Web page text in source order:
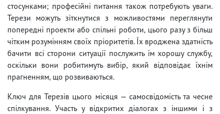
стосунками; професійні питання також потребують уваги.
Терези можуть зіткнутися з можливостями переглянути
попередні проекти або спільні роботи, цього разу з більш
чітким розумінням своїх пріоритетів. Їх вроджена здатність
бачити всі сторони ситуації послужить їм хорошу службу,
оскільки вони робитимуть вибір, який відповідає їхнім
прагненням, що розвиваються.
Ключ для Терезів цього місяця — самосвідомість та чесне
спілкування. Участь у відкритих діалогах з іншими і з